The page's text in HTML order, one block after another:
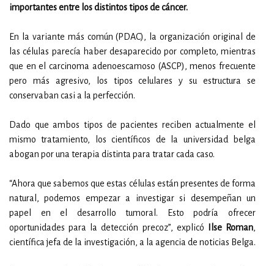
importantes entre los distintos tipos de cáncer.
En la variante más común (PDAC), la organización original de
las células parecía haber desaparecido por completo, mientras
que en el carcinoma adenoescamoso (ASCP), menos frecuente
pero más agresivo, los tipos celulares y su estructura se
conservaban casi a la perfección.
Dado que ambos tipos de pacientes reciben actualmente el
mismo tratamiento, los científicos de la universidad belga
abogan por una terapia distinta para tratar cada caso.
“Ahora que sabemos que estas células están presentes de forma
natural, podemos empezar a investigar si desempeñan un
papel en el desarrollo tumoral. Esto podría ofrecer
oportunidades para la detección precoz”, explicó Ilse Roman,
científica jefa de la investigación, a la agencia de noticias Belga.